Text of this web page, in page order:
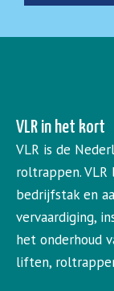
VLR in het kort
VLR is de
roltrappen.
bedrijfstak en
vervaardiging,
het onderhoud
liften,